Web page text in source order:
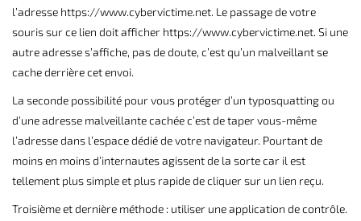
l’adresse https://www.cybervictime.net. Le passage de votre
souris sur ce lien doit afficher https://www.cybervictime.net. Si une
autre adresse s’affiche, pas de doute, c’est qu’un malveillant se
cache derrière cet envoi.
La seconde possibilité pour vous protéger d’un typosquatting ou
d’une adresse malveillante cachée c’est de taper vous-même
l’adresse dans l’espace dédié de votre navigateur. Pourtant de
moins en moins d’internautes agissent de la sorte car il est
tellement plus simple et plus rapide de cliquer sur un lien reçu.
Troisième et dernière méthode : utiliser une application de contrôle.